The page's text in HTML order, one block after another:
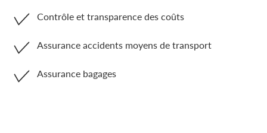
Contrôle et transparence des coûts
Assurance accidents moyens de transport
Assurance bagages